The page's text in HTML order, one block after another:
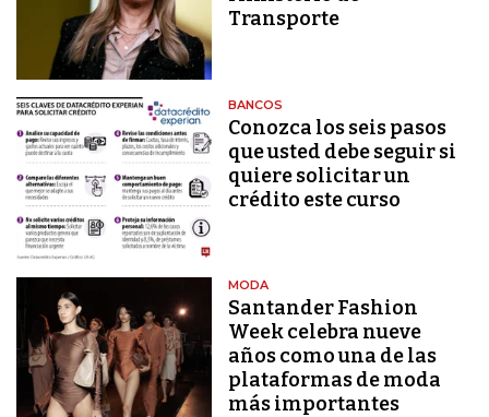
Transporte
BANCOS
Conozca los seis pasos
que usted debe seguir si
quiere solicitar un
crédito este curso
MODA
Santander Fashion
Week celebra nueve
años como una de las
plataformas de moda
más importantes